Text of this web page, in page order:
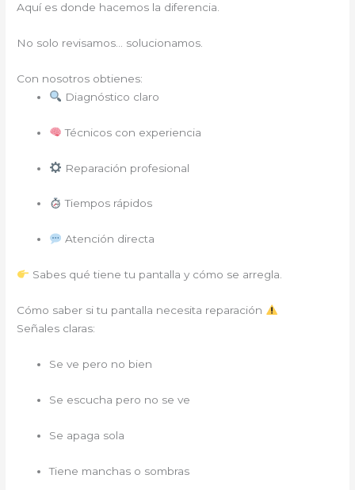
Aquí es donde hacemos la diferencia.
No solo revisamos… solucionamos.
Con nosotros obtienes:
Diagnóstico claro
Técnicos con experiencia
Reparación profesional
Tiempos rápidos
Atención directa
Sabes qué tiene tu pantalla y cómo se arregla.
Cómo saber si tu pantalla necesita reparación
Señales claras:
Se ve pero no bien
Se escucha pero no se ve
Se apaga sola
Tiene manchas o sombras